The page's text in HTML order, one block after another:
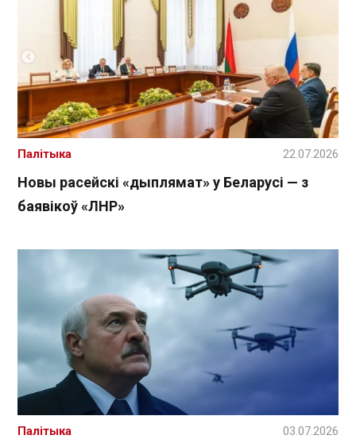
Новы расейскі «дыплямат» у Беларусі — з
баявікоў «ЛНР»
Палітыка 22.07.2026
Палітыка 03.07.2026